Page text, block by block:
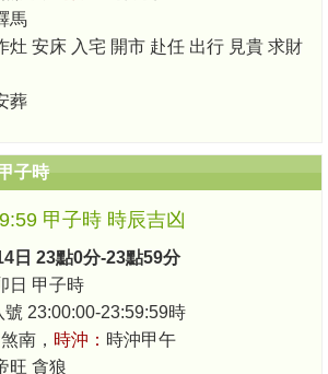
馬
灶 安床 入宅 開市 赴任 出行 見貴 求財
葬
子時
甲子時 時辰吉凶
日 23點0分-23點59分
日 甲子時
23:00:00-23:59:59時
煞南， 時沖： 時沖甲午
旺 貪狼